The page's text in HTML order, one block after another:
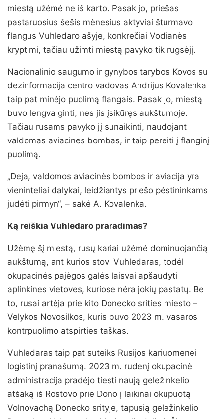
miestą užėmė ne iš karto. Pasak jo, priešas
pastaruosius šešis mėnesius aktyviai šturmavo
flangus Vuhledaro ašyje, konkrečiai Vodianės
kryptimi, tačiau užimti miestą pavyko tik rugsėjį.
Nacionalinio saugumo ir gynybos tarybos Kovos su
dezinformacija centro vadovas Andrijus Kovalenka
taip pat minėjo puolimą flangais. Pasak jo, miestą
buvo lengva ginti, nes jis įsikūręs aukštumoje.
Tačiau rusams pavyko jį sunaikinti, naudojant
valdomas aviacines bombas, ir taip pereiti į flanginį
puolimą.
„Deja, valdomos aviacinės bombos ir aviacija yra
vieninteliai dalykai, leidžiantys priešo pėstininkams
judėti pirmyn“, – sakė A. Kovalenka.
Ką reiškia Vuhledaro praradimas?
Užėmę šį miestą, rusų kariai užėmė dominuojančią
aukštumą, ant kurios stovi Vuhledaras, todėl
okupacinės pajėgos galės laisvai apšaudyti
aplinkines vietoves, kuriose nėra jokių pastatų. Be
to, rusai artėja prie kito Donecko srities miesto –
Velykos Novosilkos, kuris buvo 2023 m. vasaros
kontrpuolimo atspirties taškas.
Vuhledaras taip pat suteiks Rusijos kariuomenei
logistinį pranašumą. 2023 m. rudenį okupacinė
administracija pradėjo tiesti naują geležinkelio
atšaką iš Rostovo prie Dono į laikinai okupuotą
Volnovachą Donecko srityje, tapusią geležinkelio